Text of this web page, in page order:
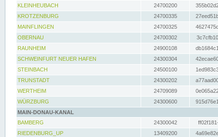
KLEINHEUBACH 24700200
KROTZENBURG
24700335
MAINFLINGEN
24700325
OBERNAU
24700302
RAUNHEIM
24900108
SCHWEINFURT NEUER HAFEN
24300304
STEINBACH
24500100
TRUNSTADT
24300202
WERTHEIM
24709089
WÜRZBURG
24300600
MAIN-DONAU-KANAL
BAMBERG
24300042
RIEDENBURG_UP
13409200